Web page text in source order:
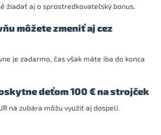
žiadať aj o sprostredkovateľský bonus.
môžete zmeniť aj cez
je zadarmo, čas však máte iba do konca
deťom 100 € na strojček
na zubára môžu využiť aj dospelí.